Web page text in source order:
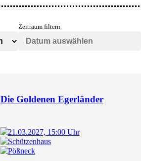
Zeitraum filtern
Die Goldenen Egerländer
21.03.2027, 15:00 Uhr
Schützenhaus
Pößneck